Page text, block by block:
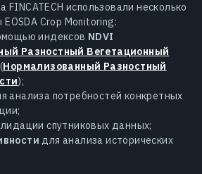
FINCATECH использовали несколько
Crop Monitoring:
индексов NDVI
Разностный Вегетационный
(Нормализованный Разностный
);
анализа потребностей конкретных
спутниковых данных;
для анализа исторических